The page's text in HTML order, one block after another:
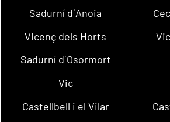
Sadurní d´Anoia
Vicenç dels Horts
Sadurní d´Osormort
Vic
Castellbell i el Vilar